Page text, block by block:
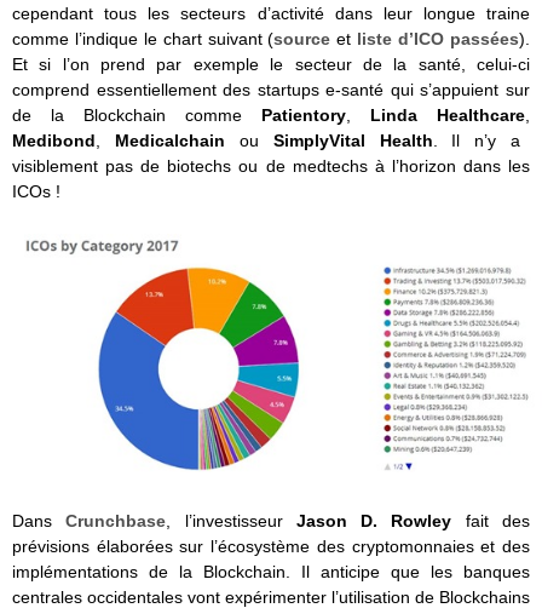
cependant tous les secteurs d’activité dans leur longue traine
comme l’indique le chart suivant (source et liste d’ICO passées).
Et si l’on prend par exemple le secteur de la santé, celui-ci
comprend essentiellement des startups e-santé qui s’appuient sur
de la Blockchain comme Patientory, Linda Healthcare,
Medibond, Medicalchain ou SimplyVital Health. Il n’y a
visiblement pas de biotechs ou de medtechs à l’horizon dans les
ICOs !
DansCrunchbase , l’investisseur Jason D. Rowley fait des
prévisions élaborées sur l’écosystème des cryptomonnaies et des
implémentations de la Blockchain. Il anticipe que les banques
centrales occidentales vont expérimenter l’utilisation de Blockchains